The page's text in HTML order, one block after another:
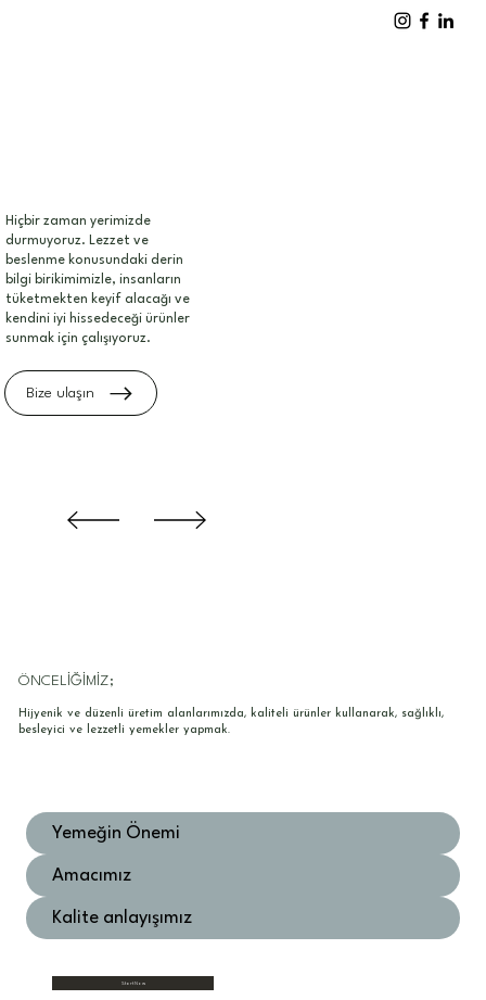
Bize ulaşın
Hiçbir zaman yerimizde
durmuyoruz. Lezzet ve
beslenme konusundaki derin
bilgi birikimimizle, insanların
tüketmekten keyif alacağı ve
kendini iyi hissedeceği ürünler
sunmak için çalışıyoruz.
ÖNCELİĞİMİZ;
Hijyenik ve düzenli üretim alanlarımızda, kaliteli ürünler kullanarak, sağlıklı,
besleyici ve lezzetli yemekler yapmak.
Yemeğin Önemi
Amacımız
Kalite anlayışımız
Start Now